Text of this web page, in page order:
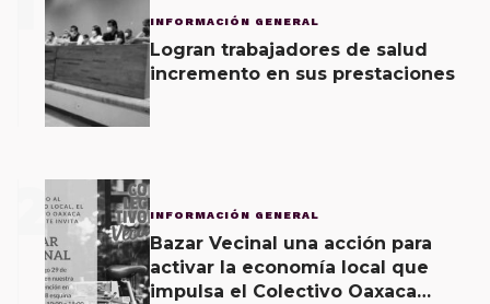
INFORMACIÓN GENERAL
Logran trabajadores de salud
incremento en sus prestaciones
2 INFORMACIÓN GENERAL
Bazar Vecinal una acción para
activar la economía local que
impulsa el Colectivo Oaxaca